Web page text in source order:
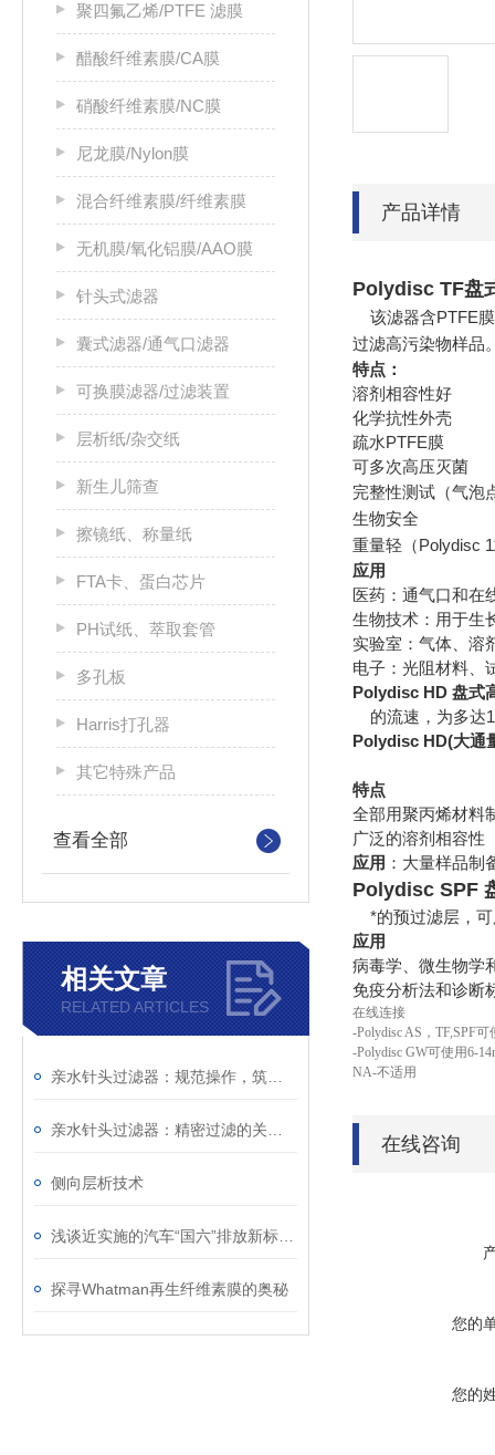
聚四氟乙烯/PTFE 滤膜
醋酸纤维素膜/CA膜
硝酸纤维素膜/NC膜
尼龙膜/Nylon膜
混合纤维素膜/纤维素膜
无机膜/氧化铝膜/AAO膜
针头式滤器
囊式滤器/通气口滤器
可换膜滤器/过滤装置
层析纸/杂交纸
新生儿筛查
擦镜纸、称量纸
FTA卡、蛋白芯片
PH试纸、萃取套管
多孔板
Harris打孔器
其它特殊产品
查看全部
相关文章
RELATED ARTICLES
侧向层析技术
探寻Whatman再生纤维素膜的奥秘
产品详情
Polydisc TF盘
该滤器含PTFE膜
过滤高污染物样品
特点：
溶剂相容性好
化学抗性外壳
疏水PTFE膜
可多次高压灭菌
完整性测试（气泡
生物安全
重量轻 （Polydisc
应用
医药：通气口和在
生物技术：用于生
实验室：气体、溶
电子：光阻材料、
Polydisc HD 盘式
的流速，为多达
Polydisc HD(大通
特点
全部用聚丙烯材料
广泛的溶剂相容性
应用 ：大量样品制
Polydisc SPF
*的预过滤层，可
应用
病毒学、微生物学
免疫分析法和诊断
在线连接
-Polydisc AS，TF,SPF
-Polydisc GW可使用6-
NA-不适用
在线咨询
您的
您的